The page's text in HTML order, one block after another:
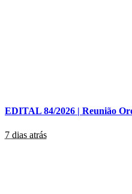
EDITAL 84/2026 | Reunião
7 dias atrás